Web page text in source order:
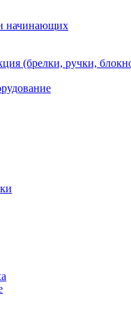
начинающих
(брелки, ручки,